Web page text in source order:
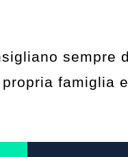
sempre
famiglia